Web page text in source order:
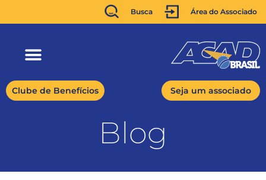
Busca Área do Associado
Clube de Benefícios Seja um associado
Blog